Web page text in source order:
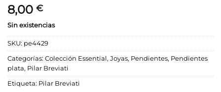
8,00 €
Sin existencias
SKU: pe4429
Categorías: Colección Essential, Joyas, Pendientes, Pendientes
plata, Pilar Breviati
Etiqueta: Pilar Breviati